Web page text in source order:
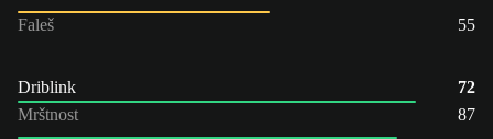
Faleš
55
Driblink
72
Mrštnost
87